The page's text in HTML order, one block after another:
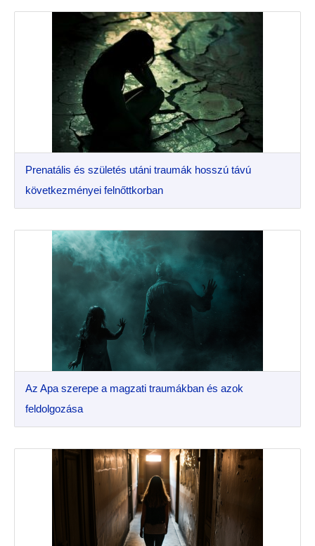
Prenatális és születés utáni traumák hosszú távú
következményei felnőttkorban
Az Apa szerepe a magzati traumákban és azok
feldolgozása